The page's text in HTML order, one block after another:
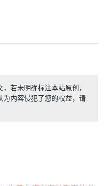
若未明确标注本站原创，
为内容侵犯了您的权益，请